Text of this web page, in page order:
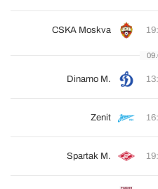
CSKA Moskva
Dinamo M.
Zenit
Spartak M.